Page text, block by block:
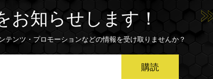
お知らせします！
ンツ・プロモーションなどの情報を受け取りませんか？
購読